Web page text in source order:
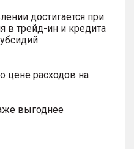
достигается при
в трейд-ин и кредита
цене расходов на
выгоднее